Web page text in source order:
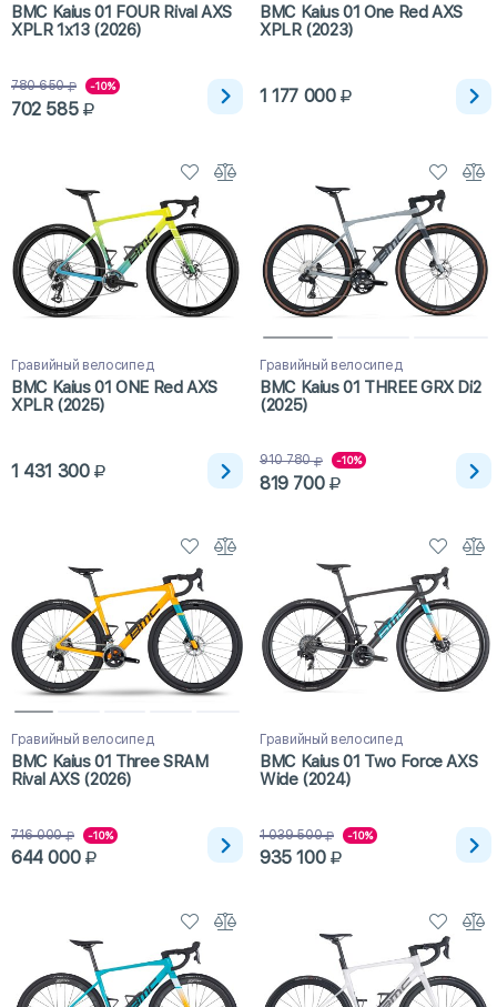
BMC Kaius 01 FOUR Rival AXS
XPLR 1x13 (2026)
780 650 -10%
702 585
BMC Kaius 01 One Red AXS
XPLR (2023)
1 177 000
Гравийный велосипед
BMC Kaius 01 ONE Red AXS
XPLR (2025)
1 431 300
Гравийный велосипед
BMC Kaius 01 THREE GRX Di2
(2025)
910 780 -10%
819 700
Гравийный велосипед
BMC Kaius 01 Three SRAM
Rival AXS (2026)
716 000 -10%
644 000
Гравийный велосипед
BMC Kaius 01 Two Force AXS
Wide (2024)
1 039 500 -10%
935 100